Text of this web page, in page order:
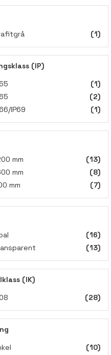
(1)
(IP)
(1)
(2)
IP69
(1)
mm
(13)
mm
(8)
mm
(7)
(16)
(13)
(IK)
(28)
(10)